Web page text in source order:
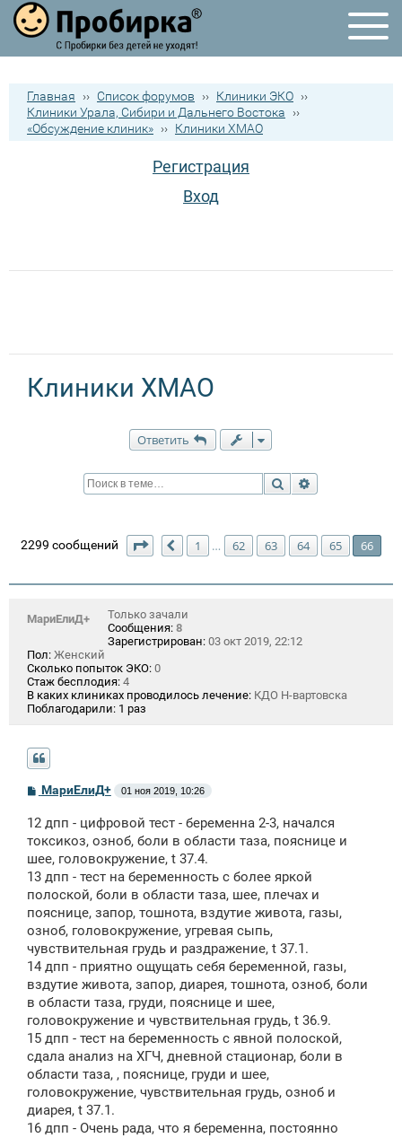
Главная ›› Список форумов ›› Клиники ЭКО ››
Клиники Урала, Сибири и Дальнего Востока
››
«Обсуждение клиник» ›› Клиники ХМАО
Регистрация
Вход
Клиники ХМАО
Ответить
Поиск
2299 сообщений Страница 66 из66
Пред.
1 … 62 63 64 65 66
МариЕлиД+
Только зачали
Сообщения: 8
Зарегистрирован: 03 окт 2019, 22:12
Пол: Женский
Сколько попыток ЭКО: 0
Стаж бесплодия: 4
В каких клиниках проводилось лечение: КДО Н-вартовска
Поблагодарили: 1 раз
С
б
щ
н
и
МариЕлиД+ 01 ноя 2019, 10:26
12 дпп - цифровой тест - беременна 2-3, начался
токсикоз, озноб, боли в области таза, пояснице и
шее, головокружение, t 37.4.
13 дпп - тест на беременность с более яркой
полоской, боли в области таза, шее, плечах и
пояснице, запор, тошнота, вздутие живота, газы,
озноб, головокружение, угревая сыпь,
чувствительная грудь и раздражение, t 37.1.
14 дпп - приятно ощущать себя беременной, газы,
вздутие живота, запор, диарея, тошнота, озноб, боли
в области таза, груди, пояснице и шее,
головокружение и чувствительная грудь, t 36.9.
15 дпп - тест на беременность с явной полоской,
сдала анализ на ХГЧ, дневной стационар, боли в
области таза, , пояснице, груди и шее,
головокружение, чувствительная грудь, озноб и
диарея, t 37.1.
16 дпп - Очень рада, что я беременна, постоянно